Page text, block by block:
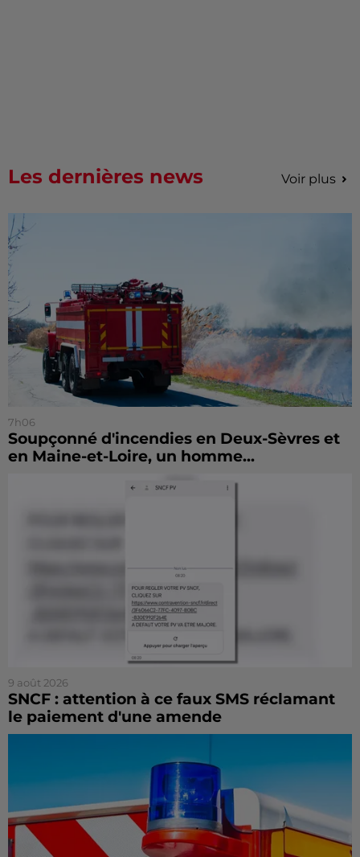
Les dernières news Voir plus
7h06
Soupçonné d'incendies en Deux-Sèvres et
en Maine-et-Loire, un homme...
9 août 2026
SNCF : attention à ce faux SMS réclamant
le paiement d'une amende